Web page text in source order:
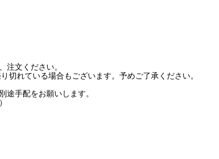
注文ください。
切れている場合もございます。予めご了承ください。
途手配をお願いします。